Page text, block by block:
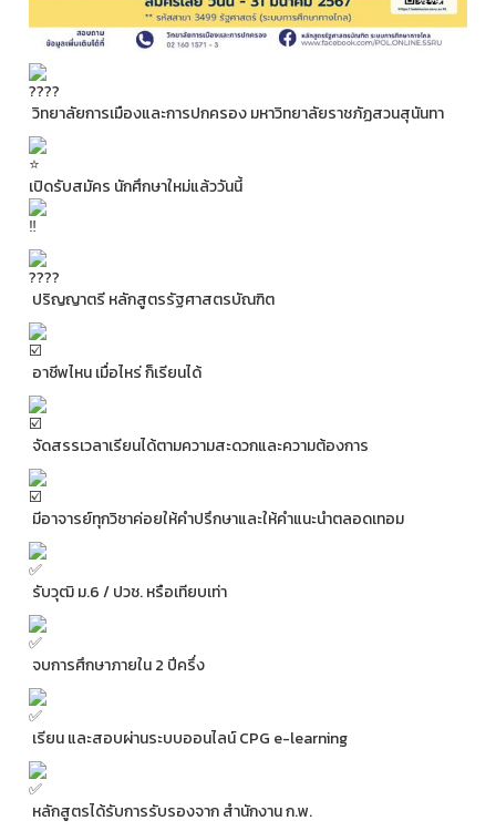
วิทยาลัยการเมืองและการปกครอง มหาวิทยาลัยราชภัฏสวนสุนันทา
เปิดรับสมัคร นักศึกษาใหม่แล้ววันนี้
ปริญญาตรี หลักสูตรรัฐศาสตรบัณฑิต
อาชีพไหน เมื่อไหร่ ก็เรียนได้
จัดสรรเวลาเรียนได้ตามความสะดวกและความต้องการ
มีอาจารย์ทุกวิชาค่อยให้คำปรึกษาและให้คำแนะนำตลอดเทอม
รับวุฒิ ม.6 / ปวช. หรือเทียบเท่า
จบการศึกษาภายใน 2 ปีครึ่ง
เรียน และสอบผ่านระบบออนไลน์ CPG e-learning
หลักสูตรได้รับการรับรองจาก สำนักงาน ก.พ.